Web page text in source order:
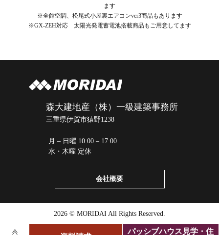
パッシブハウス見学・住
ます
※全館空調、松尾式小屋裏エアコンver3商品もあります
※GX-ZEH対応 太陽光発電蓄電池搭載商品もご用意してます
森大建地産（株）一級建築事務所
三重県伊賀市猿野1238
月 – 日曜 10:00 – 17:00
水・木曜 定休
会社概要
2026 © MORIDAI All Rights Reserved.